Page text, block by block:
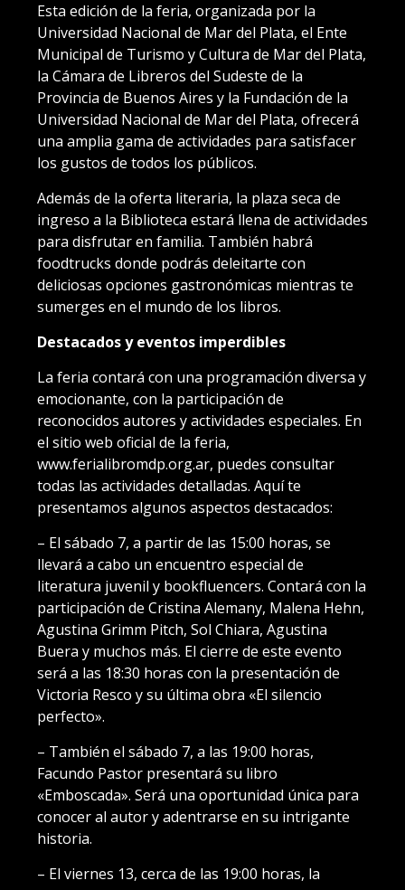
Esta edición de la feria, organizada por la
Universidad Nacional de Mar del Plata, el Ente
Municipal de Turismo y Cultura de Mar del Plata,
la Cámara de Libreros del Sudeste de la
Provincia de Buenos Aires y la Fundación de la
Universidad Nacional de Mar del Plata, ofrecerá
una amplia gama de actividades para satisfacer
los gustos de todos los públicos.
Además de la oferta literaria, la plaza seca de
ingreso a la Biblioteca estará llena de actividades
para disfrutar en familia. También habrá
foodtrucks donde podrás deleitarte con
deliciosas opciones gastronómicas mientras te
sumerges en el mundo de los libros.
Destacados y eventos imperdibles
La feria contará con una programación diversa y
emocionante, con la participación de
reconocidos autores y actividades especiales. En
el sitio web oficial de la feria,
www.ferialibromdp.org.ar, puedes consultar
todas las actividades detalladas. Aquí te
presentamos algunos aspectos destacados:
– El sábado 7, a partir de las 15:00 horas, se
llevará a cabo un encuentro especial de
literatura juvenil y bookfluencers. Contará con la
participación de Cristina Alemany, Malena Hehn,
Agustina Grimm Pitch, Sol Chiara, Agustina
Buera y muchos más. El cierre de este evento
será a las 18:30 horas con la presentación de
Victoria Resco y su última obra «El silencio
perfecto».
– También el sábado 7, a las 19:00 horas,
Facundo Pastor presentará su libro
«Emboscada». Será una oportunidad única para
conocer al autor y adentrarse en su intrigante
historia.
– El viernes 13, cerca de las 19:00 horas, la